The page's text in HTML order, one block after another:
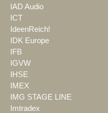
IAD Audio
ICT
IdeenReich!
IDK Europe
IFB
IGVW
IHSE
IMEX
IMG STAGE LINE
Imtradex